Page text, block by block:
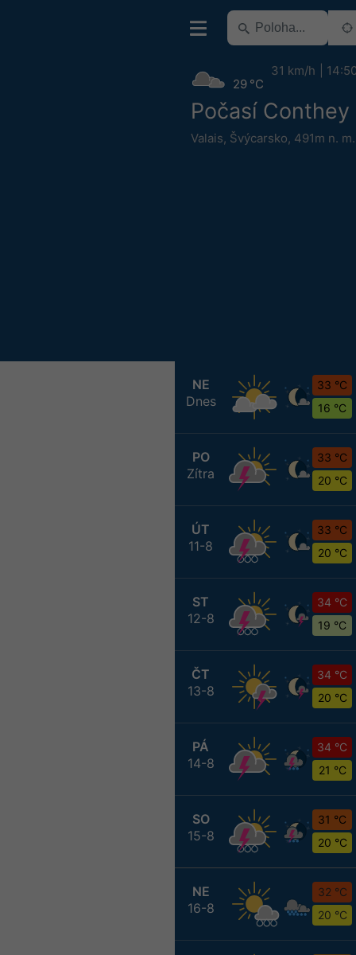
Počasí Conthey
Valais, Švýcarsko, 491m n. m.
29 °C
31 km/h
NE
Dnes
33 °C
16 °C
PO
Zítra
33 °C
20 °C
ÚT
11-8
33 °C
20 °C
ST
12-8
34 °C
19 °C
ČT
13-8
34 °C
20 °C
PÁ
14-8
34 °C
21 °C
SO
15-8
31 °C
20 °C
NE
16-8
32 °C
20 °C